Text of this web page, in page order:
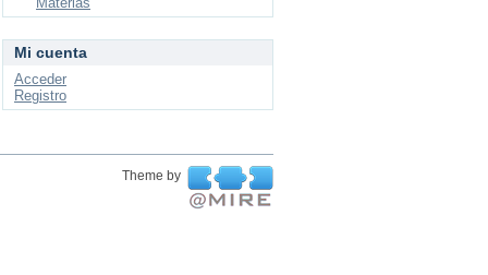
Mi cuenta
Acceder
Registro
Theme by